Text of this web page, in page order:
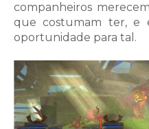
companheiros
que costumam ter, e
oportunidade para tal.